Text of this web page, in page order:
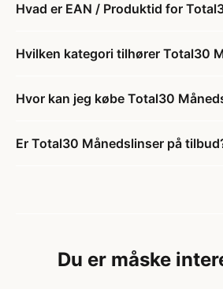
Hvad er EAN / Produktid for
Hvilken kategori tilhører Total30
Hvor kan jeg købe Total30
Er Total30 Månedslinser på
Du er måske